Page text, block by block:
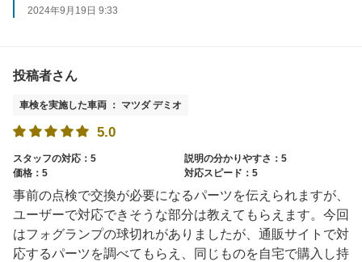
2024年9月19日 9:33
投稿者さん
車検を実施した車両 ： マツダ デミオ
5.0
スタッフの対応：5
説明の分かりやすさ：5
価格：5
対応スピード：5
事前の点検で交換が必要になるパーツを伝えられますが、
ユーザーで対応できそうな部分は教えてもらえます。今回
はフォグランプの球切れがありましたが、通販サイトで対
応するパーツを調べてもらえ、同じものを自宅で購入し持